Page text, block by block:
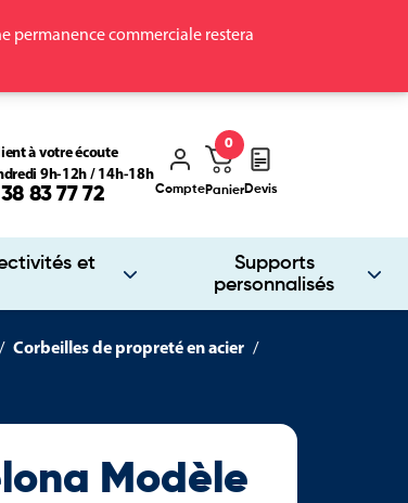
permanence commerciale restera
et
Supports
personnalisés
à votre écoute
9h-12h / 14h-18h
83 77 72 ComptePanier
0
Devis
Corbeilles de propreté en acier
Modèle